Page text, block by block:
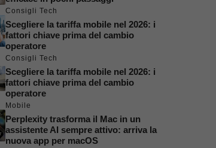
Consigli Tech
Scegliere la tariffa mobile nel 2026: i
fattori chiave prima del cambio
operatore
Consigli Tech
Scegliere la tariffa mobile nel 2026: i
fattori chiave prima del cambio
operatore
Mobile
Perplexity trasforma il Mac in un
assistente AI sempre attivo: arriva la
nuova app per macOS